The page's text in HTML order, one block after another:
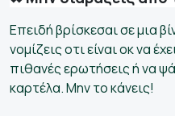
Επειδή βρίσκεσαι σε μια
νομίζεις οτι είναι οκ να
πιθανές ερωτήσεις ή να
καρτέλα. Μην το κάνεις!